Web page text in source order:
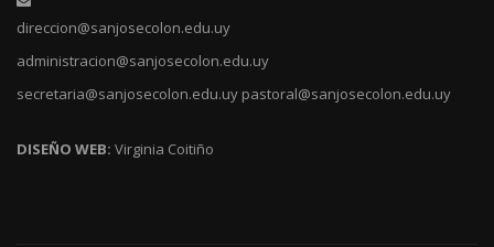
direccion@sanjosecolon.edu.uy
administracion@sanjosecolon.edu.uy
secretaria@sanjosecolon.edu.uy pastoral@sanjosecolon.edu.uy
DISEÑO WEB: Virginia Coitiño